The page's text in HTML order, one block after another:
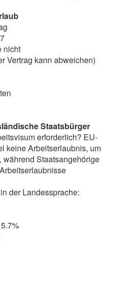
nicht
Vertrag kann abweichen)
Staatsbürger
erforderlich? EU-
keine Arbeitserlaubnis, um
Staatsangehörige
der Landessprache: